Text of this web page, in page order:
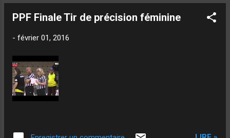
PPF Finale Tir de précision féminine
- février 01, 2016